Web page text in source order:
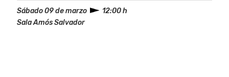
Sábado 09 de marzo
12:00 h
Sala Amós Salvador